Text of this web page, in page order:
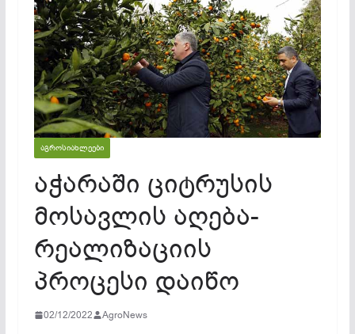
ᲐᲒᲠᲝᲡᲘᲐᲮᲚᲔᲔᲑᲘ
აჭარაში ციტრუსის
მოსავლის აღება-
რეალიზაციის
პროცესი დაიწო
02/12/2022 AgroNews